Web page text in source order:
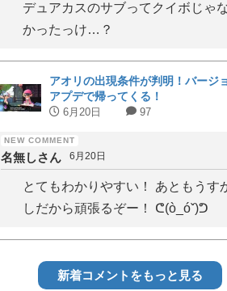
デュアカスのサブってクイボじゃ
かったっけ…？
アオリの出現条件が判明！バージ
アプデで帰ってくる！
6月20日 97
名無しさん 6月20日
とてもわかりやすい！ あともうす
しだから頑張るぞー！ ᕦ(ò_óˇ)ᕤ
新着コメントをもっと見る